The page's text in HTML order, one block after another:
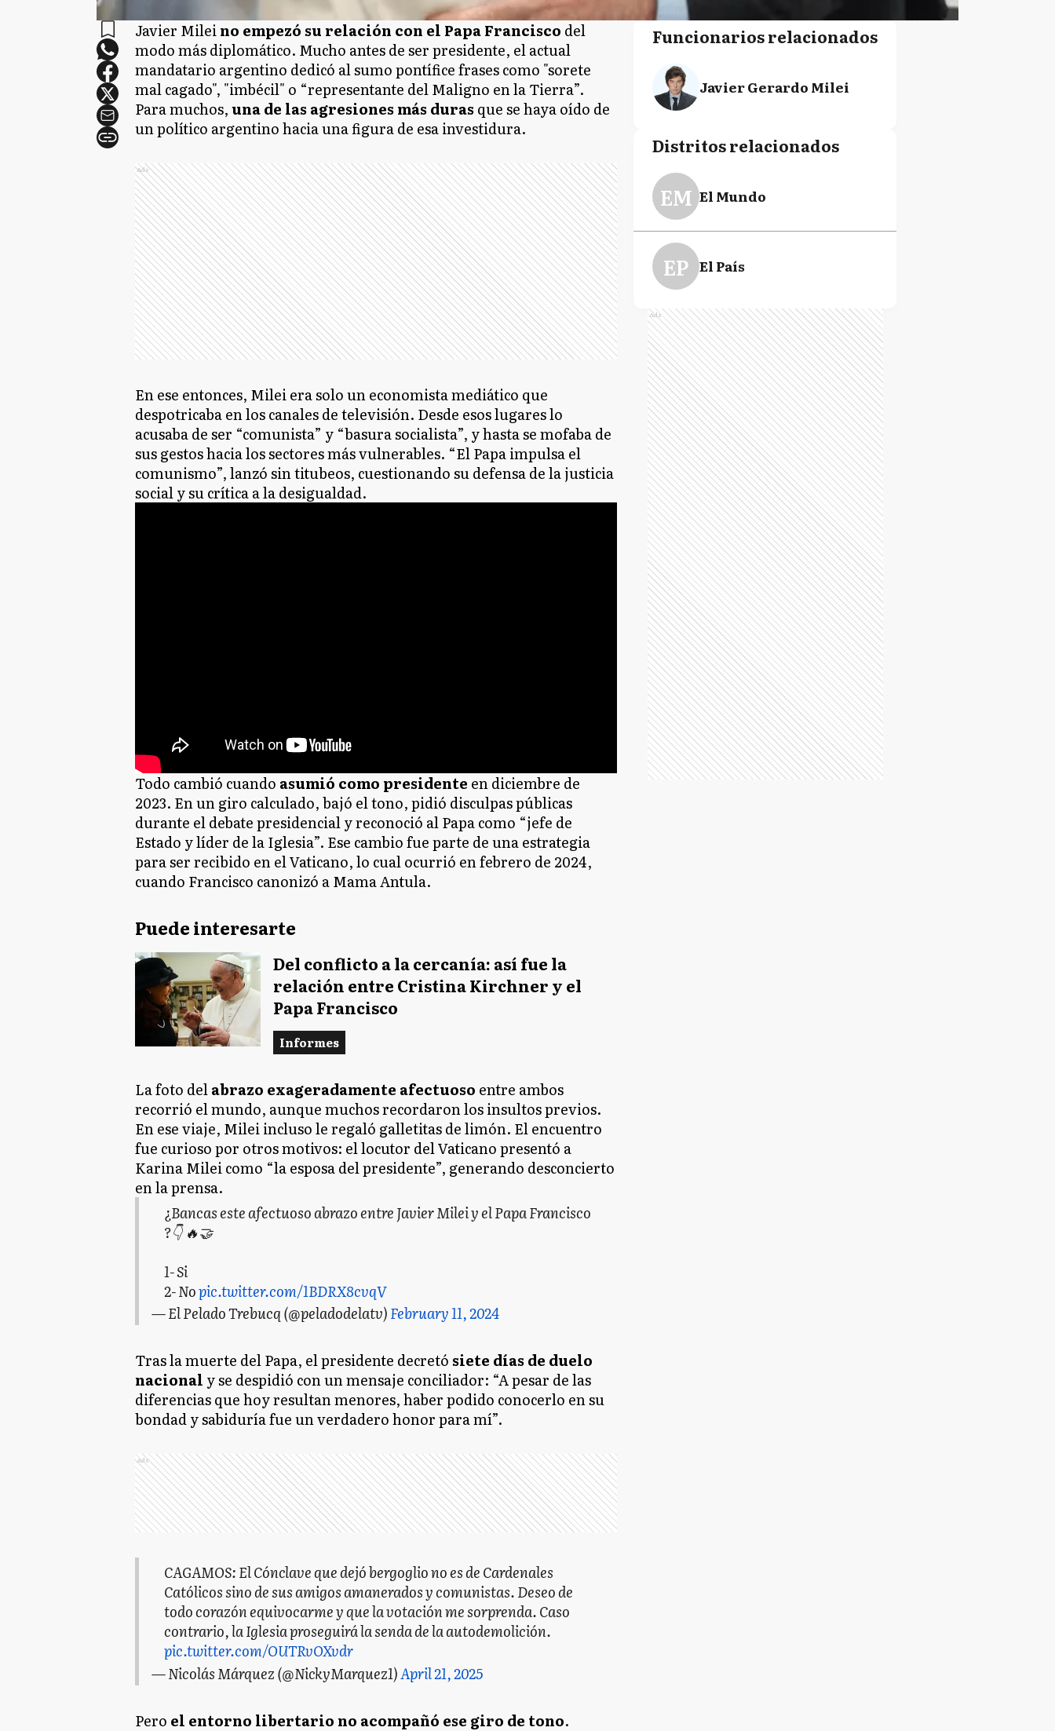
Javier Mileino empezó su relación con el Papa Francisco del
modo más diplomático. Mucho antes de ser presidente, el actual
mandatario argentino dedicó al sumo pontífice frases como "sorete
mal cagado", "imbécil" o “representante del Maligno en la Tierra”.
Para muchos,una de las agresiones más durasque se haya oído de
un político argentino hacia una figura de esa investidura.
Ads
En ese entonces, Milei era solo un economista mediático que
despotricaba en los canales de televisión. Desde esos lugares lo
acusaba de ser “comunista” y “basura socialista”, y hasta se mofaba de
sus gestos hacia los sectores más vulnerables. “El Papa impulsa el
comunismo”, lanzó sin titubeos, cuestionando su defensa de la justicia
social y su crítica a la desigualdad.
Todo cambió cuando asumió como presidente en diciembre de
2023. En un giro calculado, bajó el tono, pidió disculpas públicas
durante el debate presidencial y reconoció al Papa como “jefe de
Estado y líder de la Iglesia”. Ese cambio fue parte de una estrategia
para ser recibido en el Vaticano, lo cual ocurrió en febrero de 2024,
cuando Francisco canonizó a Mama Antula.
Puede interesarte
Del conflicto a la cercanía: así fue la
relación entre Cristina Kirchner y el
Papa Francisco
Informes
La foto delabrazo exageradamente afectuoso entre ambos
recorrió el mundo, aunque muchos recordaron los insultos previos.
En ese viaje, Milei incluso le regaló galletitas de limón. El encuentro
fue curioso por otros motivos: el locutor del Vaticano presentó a
Karina Milei como “la esposa del presidente”, generando desconcierto
en la prensa.
¿Bancas este afectuoso abrazo entre Javier Milei y el Papa Francisco
?👇 🔥🤝
1- Si
2- Nopic.twitter.com/1BDRX8cvqV
— El Pelado Trebucq (@peladodelatv)February 11, 2024
Tras la muerte del Papa, el presidente decretó siete días de duelo
nacional y se despidió con un mensaje conciliador: “A pesar de las
diferencias que hoy resultan menores, haber podido conocerlo en su
bondad y sabiduría fue un verdadero honor para mí”.
Ads
CAGAMOS: El Cónclave que dejó bergoglio no es de Cardenales
Católicos sino de sus amigos amanerados y comunistas. Deseo de
todo corazón equivocarme y que la votación me sorprenda. Caso
contrario, la Iglesia proseguirá la senda de la autodemolición.
pic.twitter.com/OUTRvOXvdr
— Nicolás Márquez (@NickyMarquez1)April 21, 2025
Pero el entorno libertario no acompañó ese giro de tono.
Funcionarios relacionados
Javier Gerardo Milei
Distritos relacionados
EM El Mundo
EP El País
Ads